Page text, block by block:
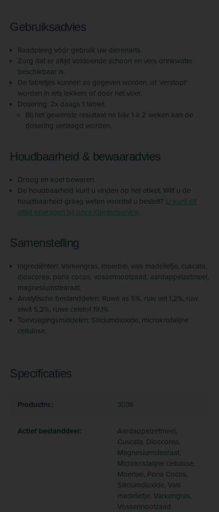
Gebruiksadvies
Raadpleeg vóór gebruik uw dierenarts.
Zorg dat er altijd voldoende schoon en vers drinkwater
beschikbaar is.
De tabletjes kunnen zo gegeven worden, of 'verstopt'
worden in iets lekkers of door het voer.
Dosering: 2x daags 1 tablet.
Bij het gewenste resultaat na bijv. 1 à 2 weken kan de
dosering verlaagd worden.
Houdbaarheid & bewaaradvies
Droog en koel bewaren.
De houdbaarheid kunt u vinden op het etiket. Wilt u de
houdbaarheid graag weten voordat u bestelt? U kunt dit
altijd opvragen bij onze klantenservice.
Samenstelling
Ingrediënten: Varkengras, moerbei, vals madeliefje, cuscata,
dioscorea, poria cocos, vossennootzaad, aardappelzetmeel,
magnesiumstearaat.
Analytische bestanddelen: Ruwe as 5%, ruw vet 1,2%, ruw
eiwit 5,2%, ruwe celstof 19,1%.
Toevoegingsmiddelen: Siliciumdioxide, microkristalijne
cellulose.
Specificaties
Productnr.: 3036
Actief bestanddeel:
Aardappelzetmeel,
Cuscata, Dioscorea,
Magnesiumstearaat,
Microkristalijne cellulose,
Moerbei, Poria Cocos,
Siliciumdioxide, Vals
madeliefje, Varkengras,
Vossennootzaad